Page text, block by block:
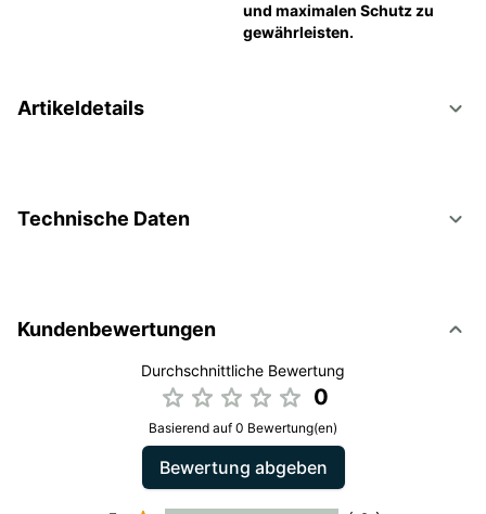
und maximalen Schutz zu
gewährleisten.
Artikeldetails
Technische Daten
Kundenbewertungen
Durchschnittliche Bewertung
0
Basierend auf 0 Bewertung(en)
Bewertung abgeben